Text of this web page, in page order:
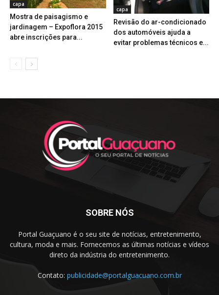
capa
Mostra de paisagismo e
jardinagem – Expoflora 2015
abre inscrições para...
capa
Revisão do ar-condicionado
dos automóveis ajuda a
evitar problemas técnicos e...
SOBRE NÓS
Portal Guaçuano é o seu site de notícias, entretenimento,
cultura, moda e mais. Fornecemos as últimas notícias e vídeos
direto da indústria do entretenimento.
Contato: publicidade@portalguacuano.com.br